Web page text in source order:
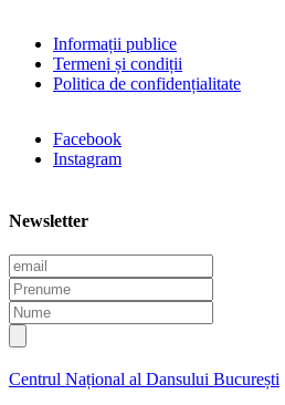
Informații publice
Termeni și condiții
Politica de confidențialitate
Facebook
Instagram
Newsletter
E
m
a
i
l
P
r
e
n
m
N
u
m
e
Centrul Național al Dansului București